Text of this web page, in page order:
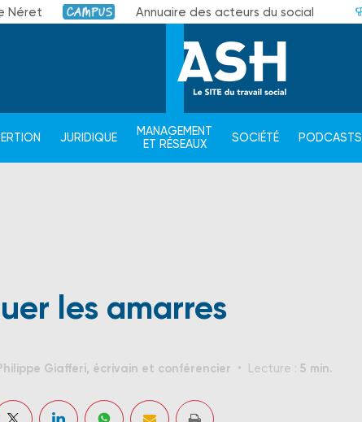
Néret Campus Annuaire des acteurs du social
JURIDIQUE
MANAGEMENT
ET RÉSEAUX
SOCIÉTÉ PODCASTS
les amarres
Giafferi, écrivain et conférencier Lecture : 5 min.